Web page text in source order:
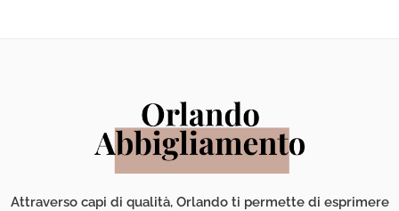
Attraverso capi di qualità, Orlando ti permette di esprimere